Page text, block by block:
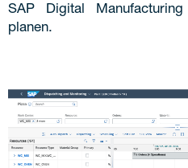
SAP Digital
planen.